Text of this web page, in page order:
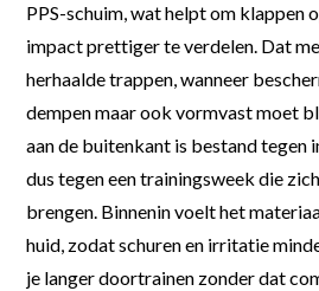
PPS-schuim, wat helpt om klappen
impact prettiger te verdelen. Dat
herhaalde trappen, wanneer
dempen maar ook vormvast moet
aan de buitenkant is bestand tegen
dus tegen een trainingsweek die
brengen. Binnenin voelt het
huid, zodat schuren en irritatie
je langer doortrainen zonder dat